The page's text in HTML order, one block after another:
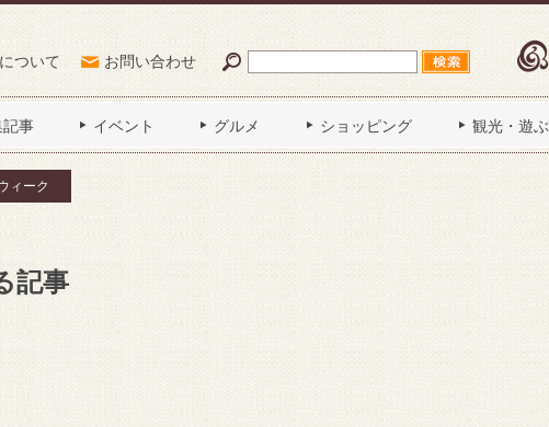
ついて お問い合わせ
記事 イベント グルメ ショッピング 観光・遊ぶ
ィーク
記事